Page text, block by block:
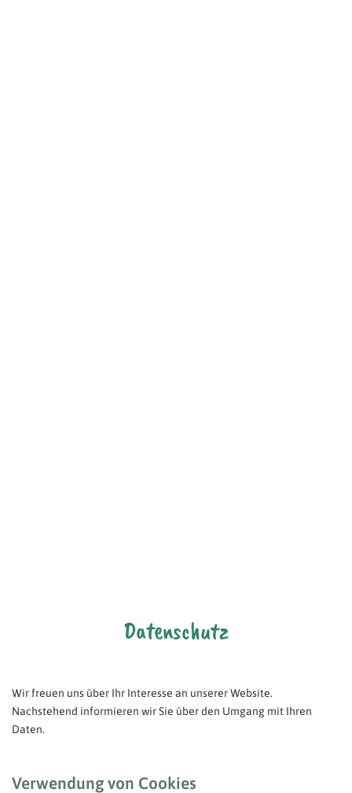
Datenschutz
Wir freuen uns über Ihr Interesse an unserer Website.
Nachstehend informieren wir Sie über den Umgang mit Ihren
Daten.
Verwendung von Cookies